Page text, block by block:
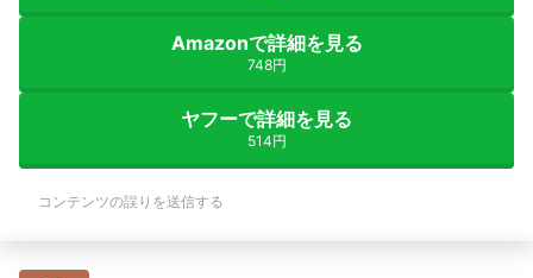
Amazonで詳細を見る
748円
ヤフーで詳細を見る
514円
コンテンツの誤りを送信する